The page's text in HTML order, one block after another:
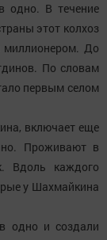
одно. В течение
этот колхоз
миллионером. До
По словам
первым селом
включает еще
Проживают в
Вдоль каждого
у Шахмайкина
одно и создали